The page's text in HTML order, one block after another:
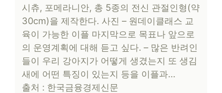
시츄, 포메라니안, 총 5종의 전신 관절인형(약
30cm)을 제작한다. 사진 – 원데이클래스 교
육이 가능한 이플 마지막으로 목표나 앞으로
의 운영계획에 대해 듣고 싶다. – 많은 반려인
들이 우리 강아지가 어떻게 생겼는지 또 생김
새에 어떤 특징이 있는지 등을 이플과…
출처 : 한국금융경제신문